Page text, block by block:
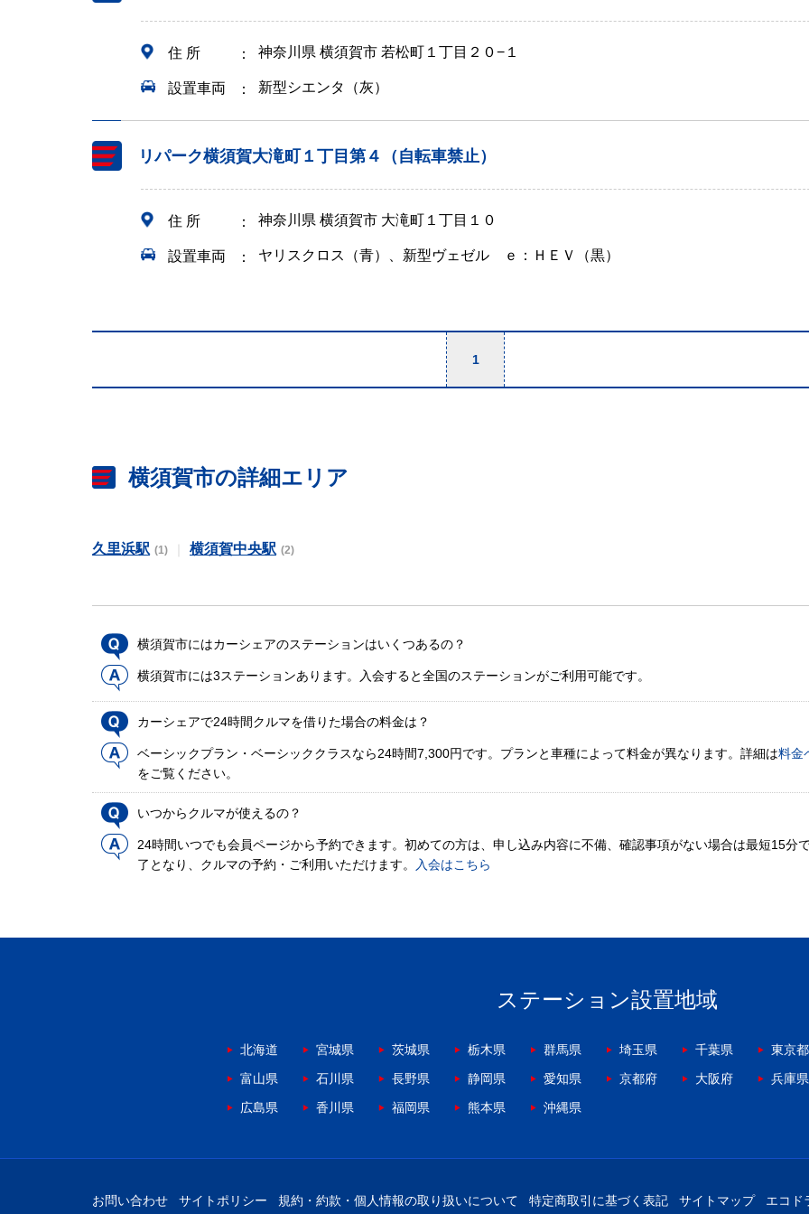
住 所 神奈川県 横須賀市 若松町１丁目２０−１
設置車両 新型シエンタ（灰）
リパーク横須賀大滝町１丁目第４（自転車禁止）
住 所 神奈川県 横須賀市 大滝町１丁目１０
設置車両 ヤリスクロス（青）、新型ヴェゼル ｅ：ＨＥＶ（黒）
1
横須賀市の詳細エリア
久里浜駅 (1) 横須賀中央駅 (2)
横須賀市にはカーシェアのステーションはいくつあるの？
横須賀市には3ステーションあります。入会すると全国のステーションがご利用可能です。
カーシェアで24時間クルマを借りた場合の料金は？
ベーシックプラン・ベーシッククラスなら24時間7,300円です。プランと車種によって料金が異なります。詳細は料金
をご覧ください。
いつからクルマが使えるの？
24時間いつでも会員ページから予約できます。初めての方は、申し込み内容に不備、確認事項がない場合は最短15分
了となり、クルマの予約・ご利用いただけます。
入会はこちら
ステーション設置地域
北海道 宮城県 茨城県 栃木県 群馬県 埼玉県 千葉県
東京都
富山県
石川県 長野県 静岡県 愛知県 京都府 大阪府
兵庫県
広島県
香川県 福岡県 熊本県 沖縄県
お問い合わせ サイトポリシー 規約・約款・個人情報の取り扱いについて 特定商取引に基づく表記 サイトマップ エコド